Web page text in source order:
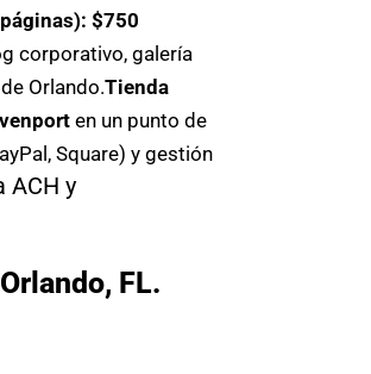
$750
corporativo, galería
Orlando.Tienda
en un punto de
Square) y gestión
ACH y
FL.